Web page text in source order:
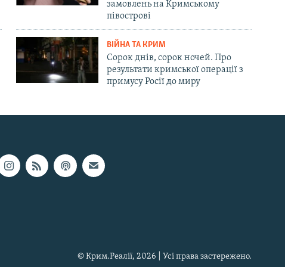
замовлень на Кримському
півострові
ВІЙНА ТА КРИМ
Сорок днів, сорок ночей. Про
результати кримської операції з
примусу Росії до миру
© Крим.Реалії, 2026 | Усі права застережено.